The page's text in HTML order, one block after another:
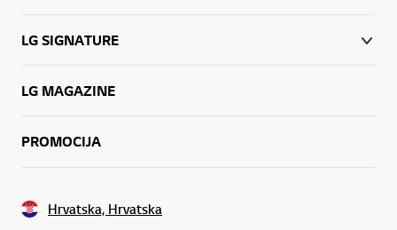
LG SIGNATURE
LG MAGAZINE
PROMOCIJA
Hrvatska, Hrvatska